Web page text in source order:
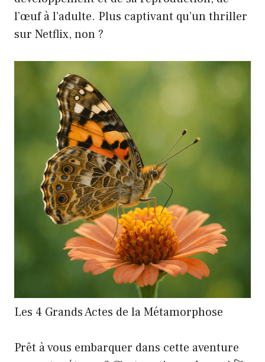
l’œuf à l’adulte. Plus captivant qu’un thriller
sur Netflix, non ?
Les 4 Grands Actes de la Métamorphose
Prêt à vous embarquer dans cette aventure